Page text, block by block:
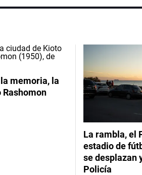
memoria, la
La rambla, el
estadio de
se desplazan
Policía